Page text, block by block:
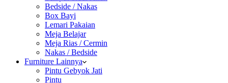
Bedside / Nakas
Box Bayi
Lemari Pakaian
Meja Belajar
Meja Rias / Cermin
Nakas / Bedside
Furniture Lainnya
Pintu Gebyok Jati
Pintu